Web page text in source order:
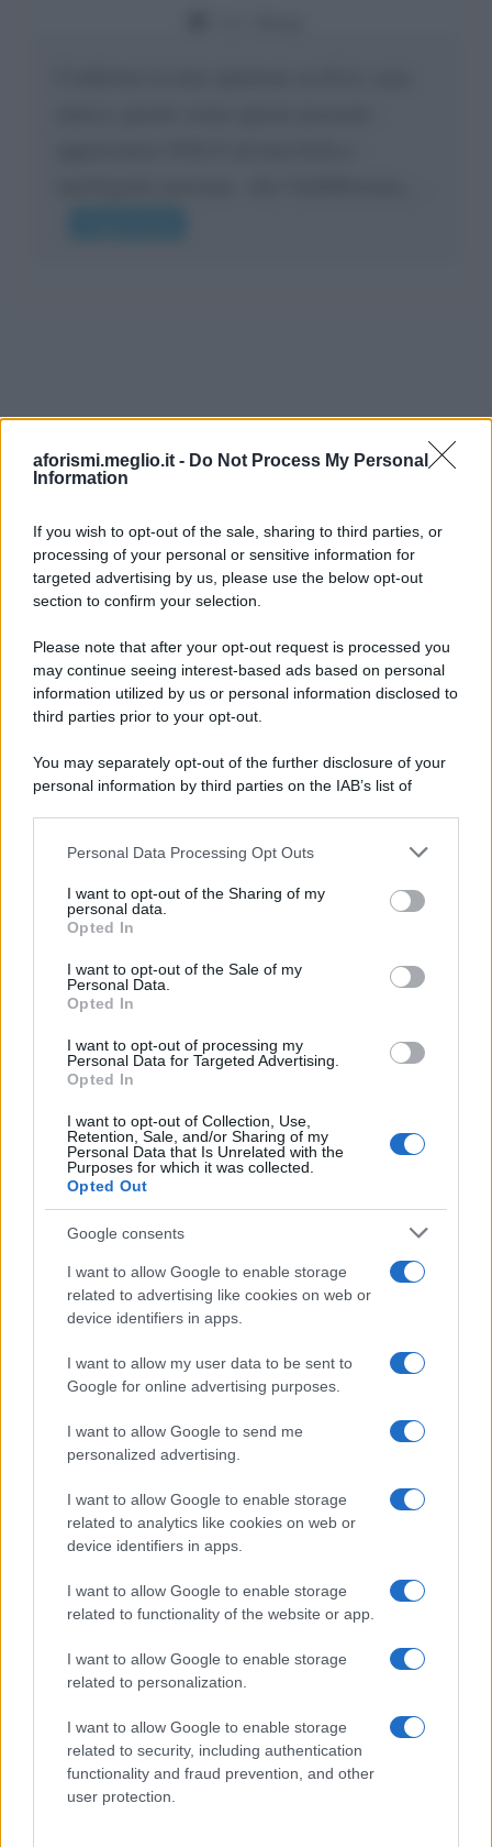
aforismi.meglio.it - Do Not Process My Personal
Information
If you wish to opt-out of the sale, sharing to third parties, or
processing of your personal or sensitive information for
targeted advertising by us, please use the below opt-out
section to confirm your selection.
Please note that after your opt-out request is processed you
may continue seeing interest-based ads based on personal
information utilized by us or personal information disclosed to
third parties prior to your opt-out.
You may separately opt-out of the further disclosure of your
personal information by third parties on the IAB’s list of
This information may also be disclosed by us to third parties
disclose it to other third parties.
Please note that this website/app uses one or more Google
services and may gather and store information including but
not limited to your visit or usage behaviour. You may click to
grant or deny consent to Google and its third-party tags to
consent section.
Personal Data Processing Opt Outs
I want to opt-out of the Sharing of my
personal data.
Opted In
I want to opt-out of the Sale of my
Personal Data.
Opted In
I want to opt-out of processing my
Personal Data for Targeted Advertising.
Opted In
I want to opt-out of Collection, Use,
Retention, Sale, and/or Sharing of my
Personal Data that Is Unrelated with the
Purposes for which it was collected.
Opted Out
Google consents
I want to allow Google to enable storage
related to advertising like cookies on web or
device identifiers in apps.
I want to allow my user data to be sent to
Google for online advertising purposes.
I want to allow Google to send me
personalized advertising.
I want to allow Google to enable storage
related to analytics like cookies on web or
device identifiers in apps.
I want to allow Google to enable storage
related to functionality of the website or app.
I want to allow Google to enable storage
related to personalization.
I want to allow Google to enable storage
related to security, including authentication
functionality and fraud prevention, and other
user protection.
Ricevi LE FRASI PIÙ BELLE via e-mail
E-mail
FRASI
Frasi celebri
Frasi da condividere
Poesie
Frasi dei film
Frasi film più lette
Incipit dei film
Film più cercati
Frasi sul cinema
SERVIZI
Mappa del sito
Cookie Policy
Frasi suddivise per tema
Indice degli autori
Aforismi .meglio.it è l'archivio web dedicato a frasi,
aforismi e citazioni più grande del web (137.890 frasi in
database) • ©2005-2025 • La riproduzione dei testi è
consentita citando la fonte secondo la Licenza